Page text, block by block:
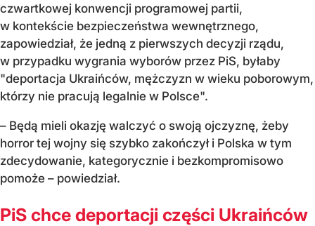
czwartkowej konwencji programowej partii,
w kontekście bezpieczeństwa wewnętrznego,
zapowiedział, że jedną z pierwszych decyzji rządu,
w przypadku wygrania wyborów przez PiS, byłaby
"deportacja Ukraińców, mężczyzn w wieku poborowym,
którzy nie pracują legalnie w Polsce".
– Będą mieli okazję walczyć o swoją ojczyznę, żeby
horror tej wojny się szybko zakończył i Polska w tym
zdecydowanie, kategorycznie i bezkompromisowo
pomoże – powiedział.
PiS chce deportacji części Ukraińców